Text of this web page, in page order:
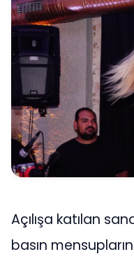
Açılışa katılan
basın